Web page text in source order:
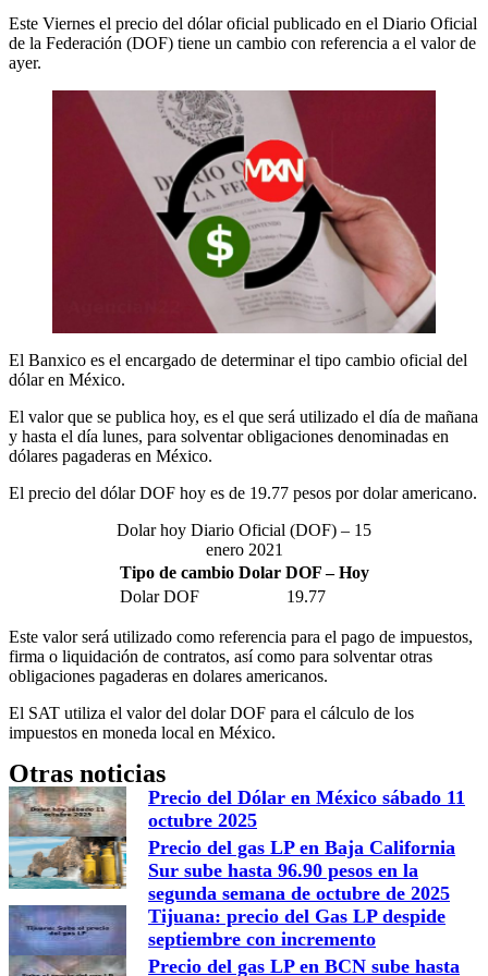
Este Viernes el precio del dólar oficial publicado en el Diario Oficial
de la Federación (DOF) tiene un cambio con referencia a el valor de
ayer.
El Banxico es el encargado de determinar el tipo cambio oficial del
dólar en México.
El valor que se publica hoy, es el que será utilizado el día de mañana
y hasta el día lunes, para solventar obligaciones denominadas en
dólares pagaderas en México.
El precio del dólar DOF hoy es de 19.77 pesos por dolar americano.
Dolar hoy Diario Oficial (DOF) – 15
enero 2021
Tipo de cambio Dolar DOF – Hoy
Dolar DOF
19.77
Este valor será utilizado como referencia para el pago de impuestos,
firma o liquidación de contratos, así como para solventar otras
obligaciones pagaderas en dolares americanos.
El SAT utiliza el valor del dolar DOF para el cálculo de los
impuestos en moneda local en México.
Otras noticias
Precio del Dólar en México sábado 11
octubre 2025
Precio del gas LP en Baja California
Sur sube hasta 96.90 pesos en la
segunda semana de octubre de 2025
Tijuana: precio del Gas LP despide
septiembre con incremento
Precio del gas LP en BCN sube hasta